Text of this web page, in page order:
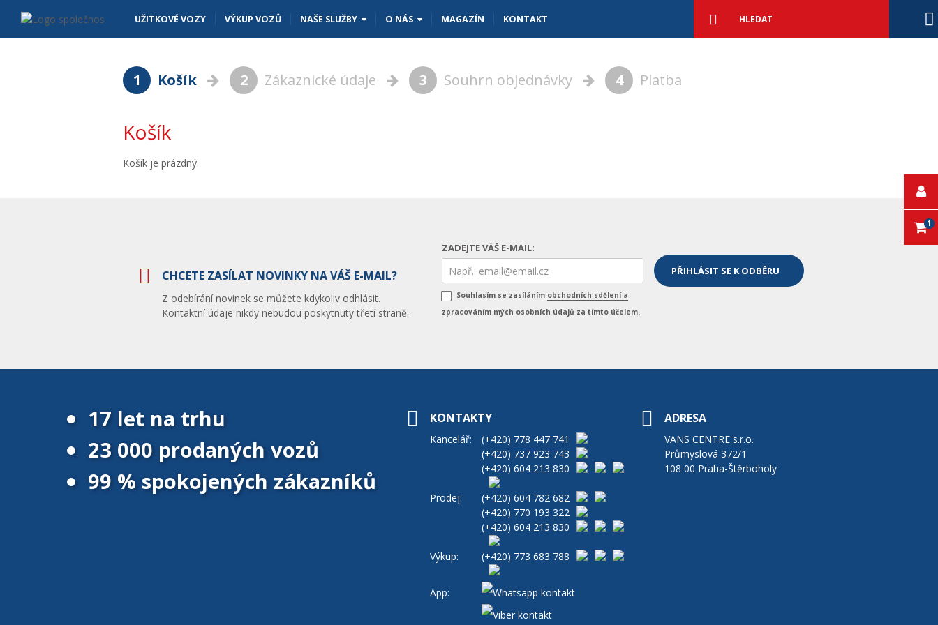
UŽITKOVÉ VOZY VÝKUP VOZŮ NAŠE SLUŽBY O NÁS MAGAZÍN KONTAKT vyhledávání
Vyhledat
1
1 Košík 2 Zákaznické údaje 3 Souhrn objednávky 4 Platba
Košík
Košík je prázdný.
CHCETE ZASÍLAT NOVINKY NA VÁŠ E-MAIL?
Z odebírání novinek se můžete kdykoliv odhlásit.
Kontaktní údaje nikdy nebudou poskytnuty třetí straně.
ZADEJTE VÁŠ E-MAIL:
Souhlasím se zasíláním obchodních sdělení a
zpracováním mých osobních údajů za tímto účelem.
17 let na trhu
23 000 prodaných vozů
99 % spokojených zákazníků
KONTAKTY
Kancelář: (+420) 778 447 741
(+420) 737 923 743
(+420) 604 213 830
Prodej: (+420) 604 782 682
(+420) 770 193 322
(+420) 604 213 830
Výkup: (+420) 773 683 788
App:
ADRESA
VANS CENTRE s.r.o.
Průmyslová 372/1
108 00 Praha-Štěrboholy